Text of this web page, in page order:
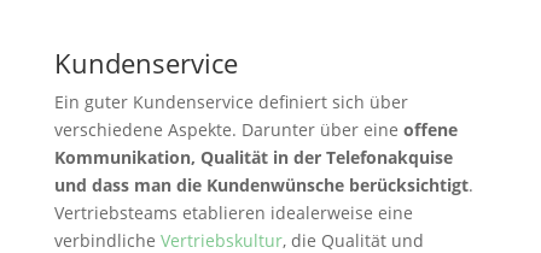
Kundenservice
Ein guter Kundenservice definiert sich über
verschiedene Aspekte. Darunter über eine offene
Kommunikation, Qualität in der Telefonakquise
und dass man die Kundenwünsche berücksichtigt.
Vertriebsteams etablieren idealerweise eine
verbindliche Vertriebskultur, die Qualität und